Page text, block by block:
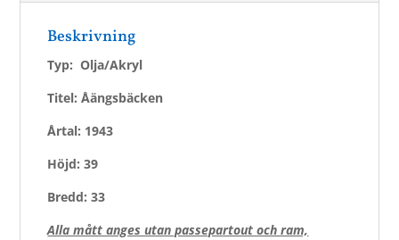
Beskrivning
Typ: Olja/Akryl
Titel: Åängsbäcken
Årtal: 1943
Höjd: 39
Bredd: 33
Alla mått anges utan passepartout och ram,